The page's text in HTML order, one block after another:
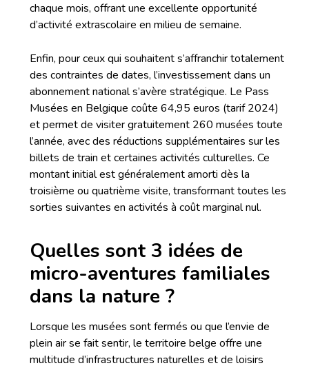
chaque mois, offrant une excellente opportunité
d’activité extrascolaire en milieu de semaine.
Enfin, pour ceux qui souhaitent s’affranchir totalement
des contraintes de dates, l’investissement dans un
abonnement national s’avère stratégique. Le Pass
Musées en Belgique coûte 64,95 euros (tarif 2024)
et permet de visiter gratuitement 260 musées toute
l’année, avec des réductions supplémentaires sur les
billets de train et certaines activités culturelles. Ce
montant initial est généralement amorti dès la
troisième ou quatrième visite, transformant toutes les
sorties suivantes en activités à coût marginal nul.
Quelles sont 3 idées de
micro-aventures familiales
dans la nature ?
Lorsque les musées sont fermés ou que l’envie de
plein air se fait sentir, le territoire belge offre une
multitude d’infrastructures naturelles et de loisirs